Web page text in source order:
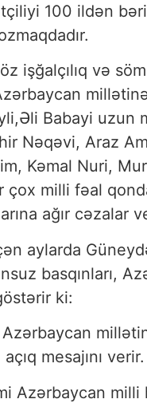
100 ildən
işğalçılıq və
millətinə
Babayi uzun
Nəqəvi, Araz
Kəmal Nuri,
milli fəal
ağır cəzalar
aylarda
basqınları,
ki:
mesajını
Azərbaycan milli